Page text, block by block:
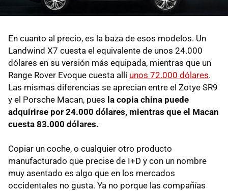
En cuanto al precio, es la baza de esos modelos. Un
Landwind X7 cuesta el equivalente de unos 24.000
dólares en su versión más equipada, mientras que un
Range Rover Evoque cuesta allí unos 72.000 dólares.
Las mismas diferencias se aprecian entre el Zotye SR9
y el Porsche Macan, pues la copia china puede
adquirirse por 24.000 dólares, mientras que el Macan
cuesta 83.000 dólares.
Copiar un coche, o cualquier otro producto
manufacturado que precise de I+D y con un nombre
muy asentado es algo que en los mercados
occidentales no gusta. Ya no porque las compañías